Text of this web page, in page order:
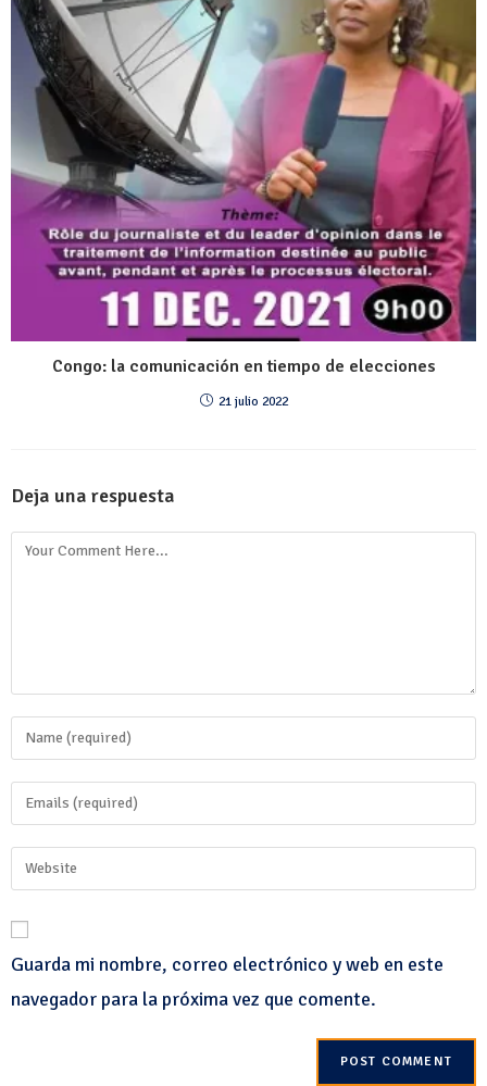
Congo: la comunicación en tiempo de elecciones
21 julio 2022
Deja una respuesta
Guarda mi nombre, correo electrónico y web en este
navegador para la próxima vez que comente.